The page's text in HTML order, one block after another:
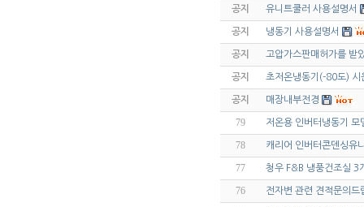
공지 유니트쿨러 사용설명서
공지 냉동기 사용설명서
공지 고압가스판매허가를 받
공지 초저온냉동기(-80도) 시
공지 매장내부전경
79 저온용 인버터냉동기 모
78 캐리어 인버터콘덴싱유
77 청우 F&B 냉풍건조실 3
76 전자변 관련 견적문의드